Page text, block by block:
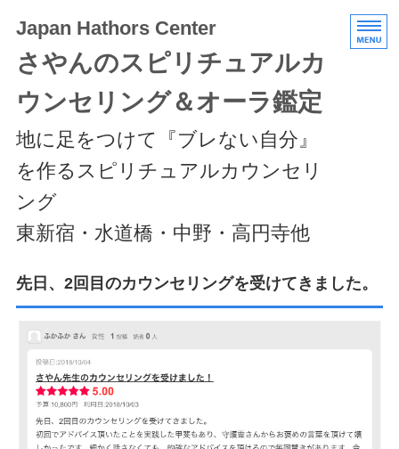
Japan Hathors Center
さやんのスピリチュアルカ
ウンセリング＆オーラ鑑定
地に足をつけて『ブレない自分』
を作るスピリチュアルカウンセリ
ング
東新宿・水道橋・中野・高円寺他
HOME
スケジュール/アクセス
ご予約/お問い合わせ
先日、2回目のカウンセリングを受けてきました。